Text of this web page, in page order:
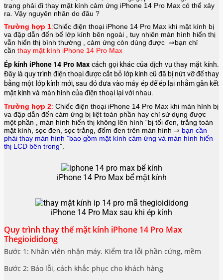
trạng phải đi thay mặt kính cảm ứng iPhone 14 Pro Max có thể xảy
ra. Vậy nguyên nhân do đâu ?
Trường hợp 1:Chiếc điện thoại iPhone 14 Pro Max khi mặt kính bị
va đập dẫn đến bể lớp kính bên ngoài , tuy nhiên màn hình hiển thị
vẫn hiển thị bình thường , cảm ứng còn dùng được ⇒bạn chỉ
cần thay mặt kính iPhone 14 Pro Max
Ép kính iPhone 14 Pro Maxcách gọi khác của dịch vụ thay mặt kính.
Đây là quy trình điện thoại được cắt bỏ lớp kính cũ đã bị nứt vỡ để thay
bằng một lớp kính mới, sau đó đưa vào máy ép để ép lại nhằm gắn kết
mặt kính và màn hình của điện thoại lại với nhau.
Trường hợp 2: Chiếc điện thoại iPhone 14 Pro Max khi màn hình bị
va đập dẫn đến cảm ứng bị liệt toàn phần hay chỉ sử dụng được
một phần , màn hình hiển thị không lên hình “bị tối đen, trắng toàn
mặt kính, sọc đen, sọc trắng, đốm đen trên màn hình ⇒ bạn cần
phải thay màn hình ”bao gồm mặt kính cảm ứng và màn hình hiển
thị LCD bên trong”.
iPhone 14 Pro Max bể mặt kính
iPhone 14 Pro Max sau khi ép kính
Quy trình thay thế mặt kính iPhone 14 Pro Max
Thegioididong
Bước 1: Nhân viên nhận máy. Kiểm tra lỗi phần cứng, mềm
Bước 2: Báo lỗi, cách khắc phục cho khách hàng